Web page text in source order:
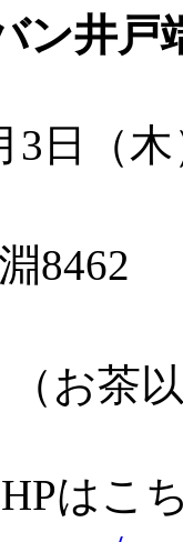
ン井戸
3日（
8462
お茶
はこ